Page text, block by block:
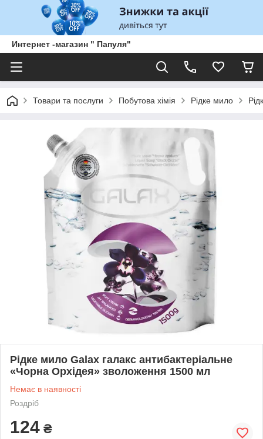
Интернет -магазин " Папуля"
Товари та послуги Побутова хімія Рідке мило
Рідке мило Galax галакс антибактеріальне
«Чорна Орхідея» зволоження 1500 мл
Немає в наявності
Роздріб
124 ₴